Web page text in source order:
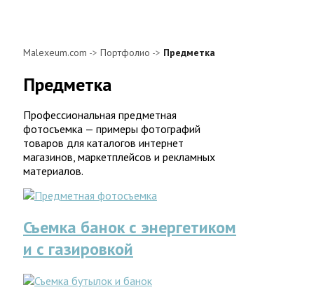
Malexeum.com -> Портфолио -> Предметка
Предметка
Профессиональная предметная
фотосъемка — примеры фотографий
товаров для каталогов интернет
магазинов, маркетплейсов и рекламных
материалов.
Съемка банок с энергетиком
и с газировкой